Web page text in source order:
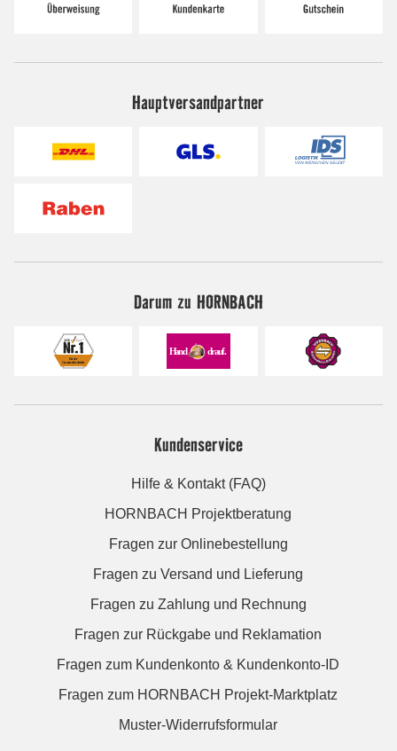
Hauptversandpartner
Darum zu HORNBACH
Kundenservice
Hilfe & Kontakt (FAQ)
HORNBACH Projektberatung
Fragen zur Onlinebestellung
Fragen zu Versand und Lieferung
Fragen zu Zahlung und Rechnung
Fragen zur Rückgabe und Reklamation
Fragen zum Kundenkonto & Kundenkonto-ID
Fragen zum HORNBACH Projekt-Marktplatz
Muster-Widerrufsformular